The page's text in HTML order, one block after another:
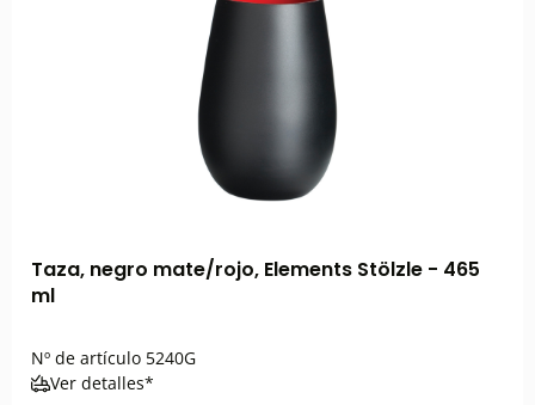
Taza, negro mate/rojo, Elements Stölzle - 465
ml
Nº de artículo 5240G
Ver detalles*